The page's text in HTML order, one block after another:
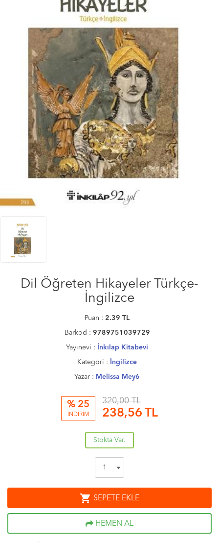
Dil Öğreten Hikayeler Türkçe-
İngilizce
Puan : 2.39 TL
Barkod : 9789751039729
Yayınevi : İnkılap Kitabevi
Kategori : İngilizce
Yazar : Melissa Mey6
% 25
İNDİRİM
320,00 TL
238,56 TL
Stokta Var.
shopping_cart SEPETE EKLE
HEMEN AL